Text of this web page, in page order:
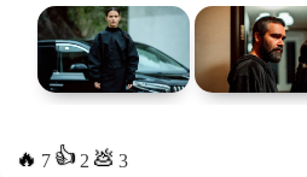
🔥 7 👍 2 💩 3